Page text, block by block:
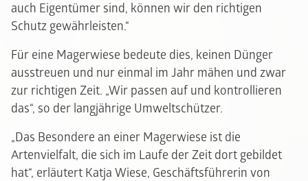
auch Eigentümer sind, können wir den richtigen
Schutz gewährleisten.“
Für eine Magerwiese bedeute dies, keinen Dünger
ausstreuen und nur einmal im Jahr mähen und zwar
zur richtigen Zeit. „Wir passen auf und kontrollieren
das“, so der langjährige Umweltschützer.
„Das Besondere an einer Magerwiese ist die
Artenvielfalt, die sich im Laufe der Zeit dort gebildet
hat“, erläutert Katja Wiese, Geschäftsführerin von